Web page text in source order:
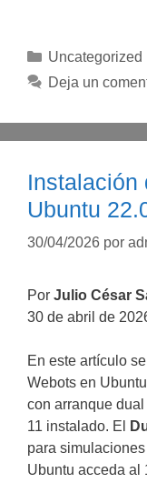
Categorías
Uncategorized
Deja un
Instalación
Ubuntu
30/04/2026 por
Por Julio César
30 de abril de
En este artículo
Webots en
con arranque
11 instalado. El
para
Ubuntu acceda al